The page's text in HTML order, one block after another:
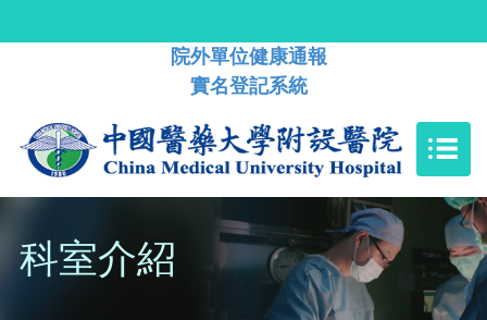
院外單位健康通報
實名登記系統
科室介紹